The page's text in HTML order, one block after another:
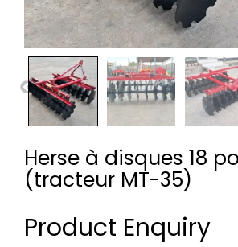
Herse à disques 18
(tracteur MT-35)
Product Enquiry